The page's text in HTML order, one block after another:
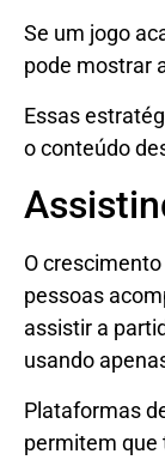
Se um jogo
pode mostrar
Essas
o conteúdo
O
pessoas
assistir a
usando
Plataformas
permitem que